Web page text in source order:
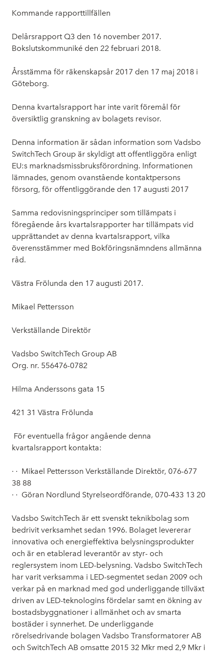
Kommande rapporttillfällen
Delårsrapport Q3 den 16 november 2017.
Bokslutskommuniké den 22 februari 2018.
Årsstämma för räkenskapsår 2017 den 17 maj 2018 i
Göteborg.
Denna kvartalsrapport har inte varit föremål för
översiktlig granskning av bolagets revisor.
Denna information är sådan information som Vadsbo
SwitchTech Group är skyldigt att offentliggöra enligt
EU:s marknadsmissbruksförordning. Informationen
lämnades, genom ovanstående kontaktpersons
försorg, för offentliggörande den 17 augusti 2017
Samma redovisningsprinciper som tillämpats i
föregående års kvartalsrapporter har tillämpats vid
upprättandet av denna kvartalsrapport, vilka
överensstämmer med Bokföringsnämndens allmänna
råd.
Västra Frölunda den 17 augusti 2017.
Mikael Pettersson
Verkställande Direktör
Vadsbo SwitchTech Group AB
Org. nr. 556476-0782
Hilma Anderssons gata 15
421 31 Västra Frölunda
För eventuella frågor angående denna
kvartalsrapport kontakta:
· · Mikael Pettersson Verkställande Direktör, 076-677
38 88
· · Göran Nordlund Styrelseordförande, 070-433 13 20
Vadsbo SwitchTech är ett svenskt teknikbolag som
bedrivit verksamhet sedan 1996. Bolaget levererar
innovativa och energieffektiva belysningsprodukter
och är en etablerad leverantör av styr- och
reglersystem inom LED-belysning. Vadsbo SwitchTech
har varit verksamma i LED-segmentet sedan 2009 och
verkar på en marknad med god underliggande tillväxt
driven av LED-teknologins fördelar samt en ökning av
bostadsbyggnationer i allmänhet och av smarta
bostäder i synnerhet. De underliggande
rörelsedrivande bolagen Vadsbo Transformatorer AB
och SwitchTech AB omsatte 2015 32 Mkr med 2,9 Mkr i